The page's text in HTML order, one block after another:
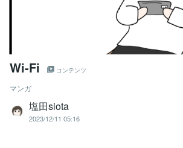
Wi-Fi コンテンツ
マンガ
塩田siota
2023/12/11 05:16